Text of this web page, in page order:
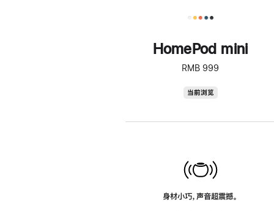
HomePod mini
RMB 999
当前浏览
身材小巧，声音超震撼。